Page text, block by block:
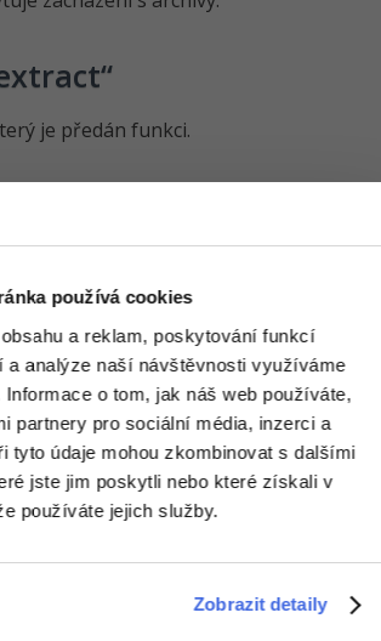
používá cookies
a reklam, poskytování funkcí
a analýze naší návštěvnosti využíváme
o tom, jak náš web používáte,
partnery pro sociální média, inzerci a
tyto údaje mohou zkombinovat s dalšími
jste jim poskytli nebo které získali v
používáte jejich služby.
Zobrazit detaily
je předán funkci.
= "";
extract(
zipPath)
= Directory.GetCurrentDirectory();
= path;
archive =
=